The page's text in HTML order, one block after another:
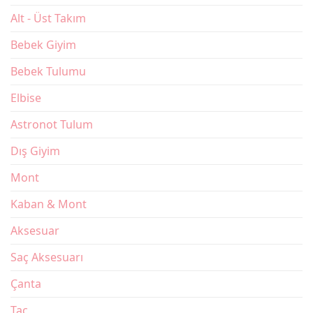
Alt - Üst Takım
Bebek Giyim
Bebek Tulumu
Elbise
Astronot Tulum
Dış Giyim
Mont
Kaban & Mont
Aksesuar
Saç Aksesuarı
Çanta
Taç